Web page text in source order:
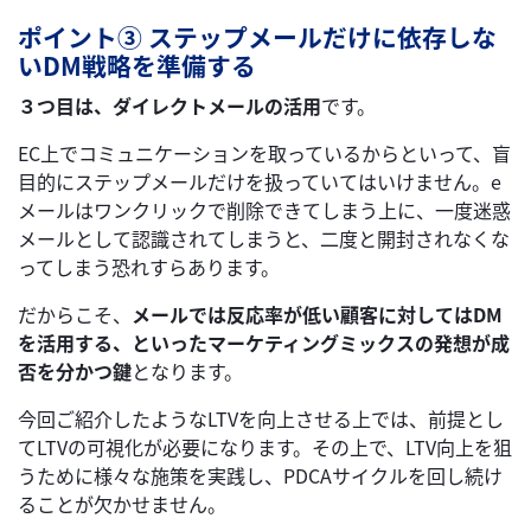
ポイント③ ステップメールだけに依存しな
いDM戦略を準備する
３つ目は、ダイレクトメールの活用です。
EC上でコミュニケーションを取っているからといって、盲
目的にステップメールだけを扱っていてはいけません。e
メールはワンクリックで削除できてしまう上に、一度迷惑
メールとして認識されてしまうと、二度と開封されなくな
ってしまう恐れすらあります。
だからこそ、 メールでは反応率が低い顧客に対してはDM
を活用する、といったマーケティングミックスの発想が成
否を分かつ鍵となります。
今回ご紹介したようなLTVを向上させる上では、前提とし
てLTVの可視化が必要になります。その上で、LTV向上を狙
うために様々な施策を実践し、PDCAサイクルを回し続け
ることが欠かせません。